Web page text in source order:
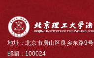
地址：北京市房山区良乡东路9号
邮编：100024